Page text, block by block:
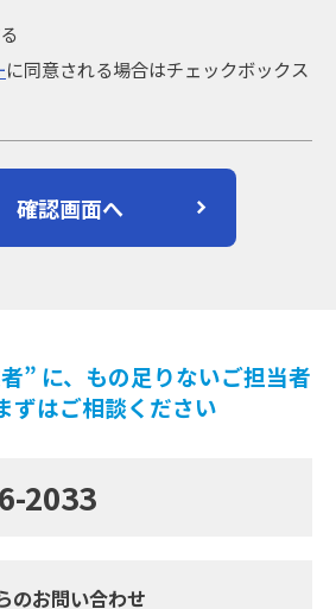
に同意される場合はチェックボックス
” に、もの足りないご担当者
ずはご相談ください
2033
のお問い合わせ